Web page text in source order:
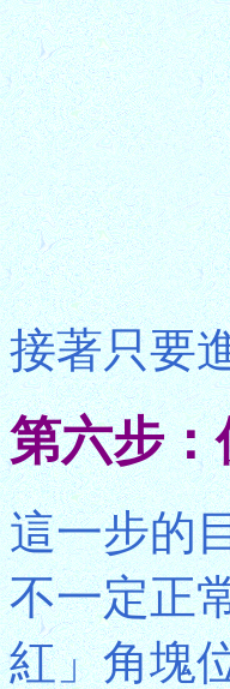
接著只要
第六步
這一步的
不一定正
紅」角塊